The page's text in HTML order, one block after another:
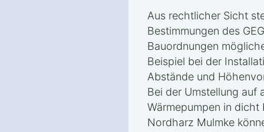
Aus rechtlicher Sicht
Bestimmungen des
Bauordnungen
Beispiel bei der
Abstände und
Bei der Umstellung auf
Wärmepumpen in
Nordharz Mulmke